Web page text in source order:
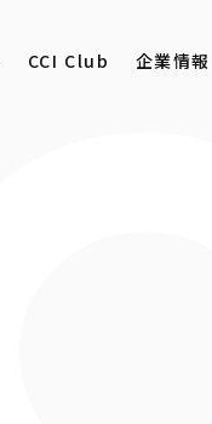
CCI Club 企業情報